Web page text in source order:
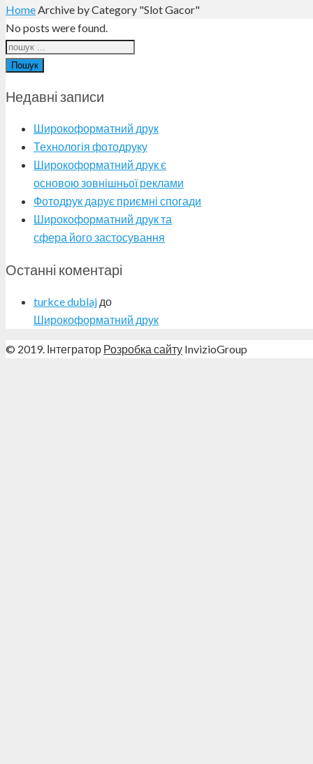
HomeArchive by Category "Slot Gacor"
No posts were found.
Пошук
Недавні записи
Широкоформатний друк
Технологія фотодруку
Широкоформатний друк є
основою зовнішньої реклами
Фотодрук дарує приємні спогади
Широкоформатний друк та
сфера його застосування
Останні коментарі
turkce dublaj до
Широкоформатний друк
© 2019. Інтегратор Розробка сайту InvizioGroup